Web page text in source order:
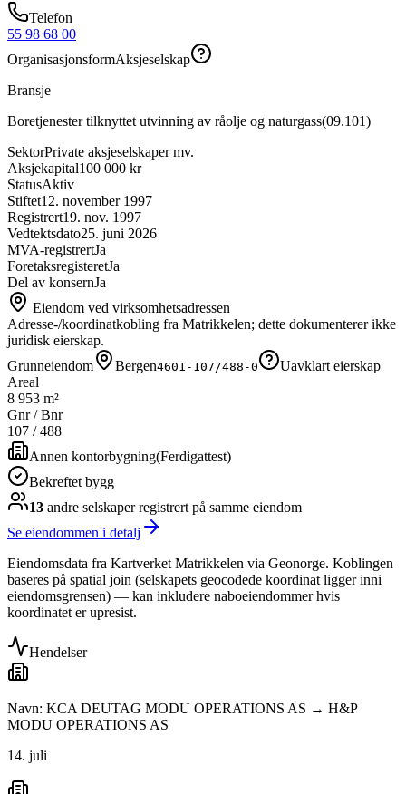
Telefon
55 98 68 00
OrganisasjonsformAksjeselskap
Bransje
Boretjenester tilknyttet utvinning av råolje og naturgass(09.101)
SektorPrivate aksjeselskaper mv.
Aksjekapital100 000 kr
StatusAktiv
Stiftet12. november 1997
Registrert19. nov. 1997
Vedtektsdato25. juni 2026
MVA-registrertJa
ForetaksregisteretJa
Del av konsernJa
Eiendom ved virksomhetsadressen
Adresse-/koordinatkobling fra Matrikkelen; dette dokumenterer ikke
juridisk eierskap.
Grunneiendom
Bergen4601-107/488-0
Uavklart eierskap
Areal
8 953 m²
Gnr / Bnr
107 /488
Annen kontorbygning(Ferdigattest)
Bekreftet bygg
13 andre selskaperregistrert på samme eiendom
Se eiendommen i detalj
Eiendomsdata fra Kartverket Matrikkelen via Geonorge. Koblingen
baseres på spatial join (selskapets geocodede koordinat ligger inni
eiendomsgrensen) — kan inkludere naboeiendommer hvis
koordinatet er upresist.
Hendelser
Navn: KCA DEUTAG MODU OPERATIONS AS → H&P
MODU OPERATIONS AS
14. juli